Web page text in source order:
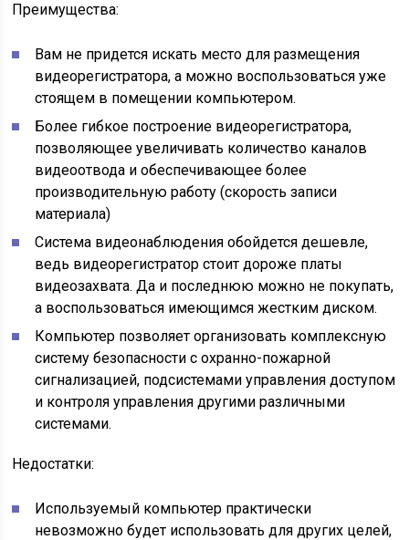
Преимущества:
Вам не придется искать место для размещения
видеорегистратора, а можно воспользоваться уже
стоящем в помещении компьютером.
Более гибкое построение видеорегистратора,
позволяющее увеличивать количество каналов
видеоотвода и обеспечивающее более
производительную работу (скорость записи
материала)
Система видеонаблюдения обойдется дешевле,
ведь видеорегистратор стоит дороже платы
видеозахвата. Да и последнюю можно не покупать,
а воспользоваться имеющимся жестким диском.
Компьютер позволяет организовать комплексную
систему безопасности с охранно-пожарной
сигнализацией, подсистемами управления доступом
и контроля управления другими различными
системами.
Недостатки:
Используемый компьютер практически
невозможно будет использовать для других целей,